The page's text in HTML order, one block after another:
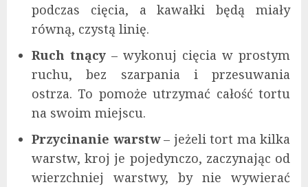
podczas cięcia, a kawałki będą miały
równą, czystą linię.
Ruch tnący – wykonuj cięcia w prostym
ruchu, bez szarpania i przesuwania
ostrza. To pomoże utrzymać całość tortu
na swoim miejscu.
Przycinanie warstw– jeżeli tort ma kilka
warstw, kroj je pojedynczo, zaczynając od
wierzchniej warstwy, by nie wywierać